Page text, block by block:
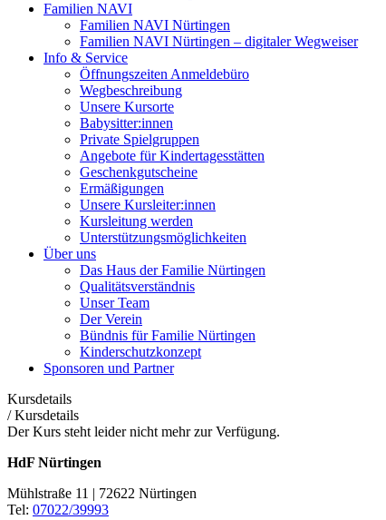
Familien NAVI
Familien NAVI Nürtingen
Familien NAVI Nürtingen – digitaler Wegweiser
Info & Service
Öffnungszeiten Anmeldebüro
Wegbeschreibung
Unsere Kursorte
Babysitter:innen
Private Spielgruppen
Angebote für Kindertagesstätten
Geschenkgutscheine
Ermäßigungen
Unsere Kursleiter:innen
Kursleitung werden
Unterstützungsmöglichkeiten
Über uns
Das Haus der Familie Nürtingen
Qualitätsverständnis
Unser Team
Der Verein
Bündnis für Familie Nürtingen
Kinderschutzkonzept
Sponsoren und Partner
Kursdetails
/Kursdetails
Der Kurs steht leider nicht mehr zur Verfügung.
HdF Nürtingen
Mühlstraße 11 | 72622 Nürtingen
Tel: 07022/39993